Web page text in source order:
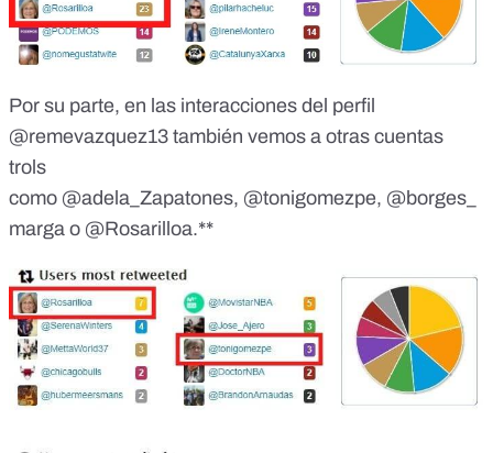
Por su parte, en las interacciones del perfil
@remevazquez13 también vemos a otras cuentas
trols
como @adela_Zapatones, @tonigomezpe, @borges_
marga o @Rosarilloa.**